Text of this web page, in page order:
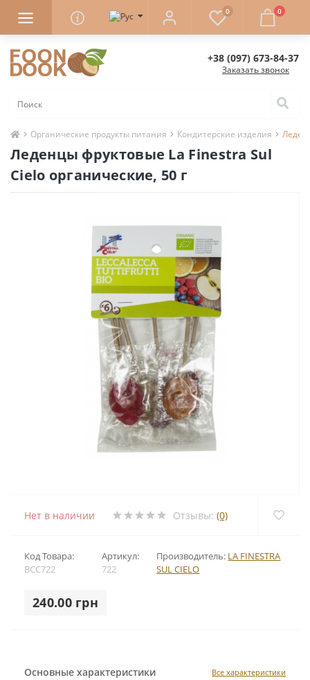
0 0
+38 (097) 673-84-37
Заказать звонок
Органические продукты питания Кондитерские изделия
Леденцы фруктовые La Finestra Sul
Cielo органические, 50 г
Нет в наличии Отзывы: (0)
Код Товара:
BCC722
Артикул:
722
Производитель: LA FINESTRA
SUL CIELO
240.00 грн
Основные характеристики Все характеристики